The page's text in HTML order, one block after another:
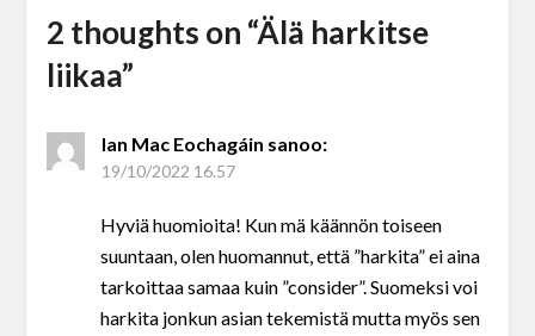
2 thoughts on “Älä harkitse
liikaa”
Ian Mac Eochagáin sanoo:
19/10/2022 16.57
Hyviä huomioita! Kun mä käännön toiseen
suuntaan, olen huomannut, että ”harkita” ei aina
tarkoittaa samaa kuin ”consider”. Suomeksi voi
harkita jonkun asian tekemistä mutta myös sen